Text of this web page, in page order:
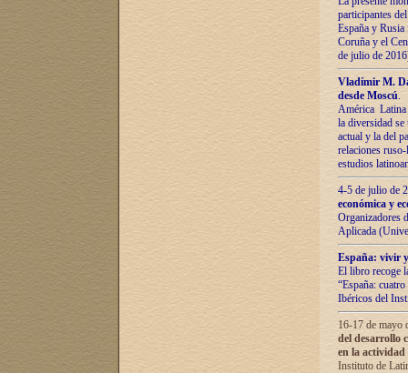
participantes
España y
Coruña y el
de julio de
Vladímir М.
desde Moscú.
América Latina
la diversidad
actual у lа del
relaciones
estudios
4-5 de julio de
económica y
Organizadores
Aplicada
España: vivir
El libro recoge
“España:
Ibéricos del
16-17 de mayo
del desarrollo
en la
Instituto de